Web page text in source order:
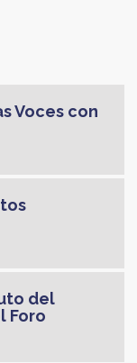
Voces con
del
Foro